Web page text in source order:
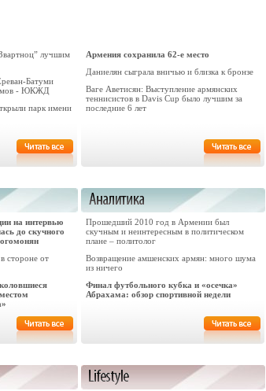
лучшим
Батуми
- ЮКЖД
парк имени
Армения сохранила 62-е место
Даниелян сыграла вничью и близка к бронзе
Ваге Аветисян: Выступление армянских
теннисистов в Davis Cup было лучшим за
последние 6 лет
на интервью
до скучного
стороне от
Прошедший 2010 год в Армении был
скучным и неинтересным в политическом
плане – политолог
Возвращение амшенских армян: много шума
из ничего
Финал футбольного кубка и «осечка»
Абрахама: обзор спортивной недели